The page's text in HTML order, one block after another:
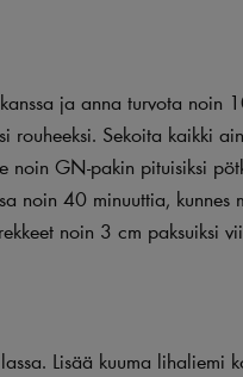
ja anna turvota noin
rouheeksi. Sekoita kaikki
noin GN-pakin pituisiksi
noin 40 minuuttia, kunnes
noin 3 cm paksuiksi
Lisää kuuma lihaliemi